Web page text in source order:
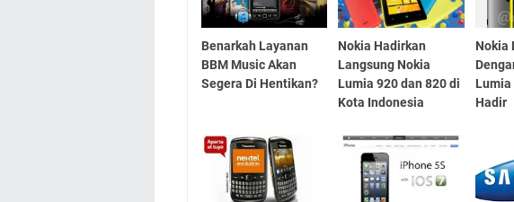
Benarkah Layanan
BBM Music Akan
Segera Di Hentikan?
Nokia Hadirkan
Langsung Nokia
Lumia 920 dan 820 di
Kota Indonesia
Nokia
Lumia
Hadir